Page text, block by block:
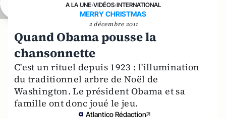
A LA UNE›VIDÉOS›INTERNATIONAL
MERRY CHRISTMAS
2 décembre 2011
Quand Obama pousse la
chansonnette
C'est un rituel depuis 1923 : l'illumination
du traditionnel arbre de Noël de
Washington. Le président Obama et sa
famille ont donc joué le jeu.
Atlantico Rédaction